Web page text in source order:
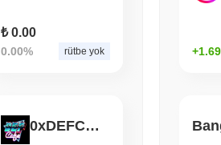
₺ 0.00
0.00% rütbe yok
0xDEFCAFE